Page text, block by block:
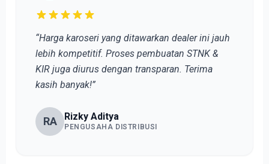
“Harga karoseri yang ditawarkan dealer ini jauh
lebih kompetitif. Proses pembuatan STNK &
KIR juga diurus dengan transparan. Terima
kasih banyak!”
RA Rizky Aditya
PENGUSAHA DISTRIBUSI